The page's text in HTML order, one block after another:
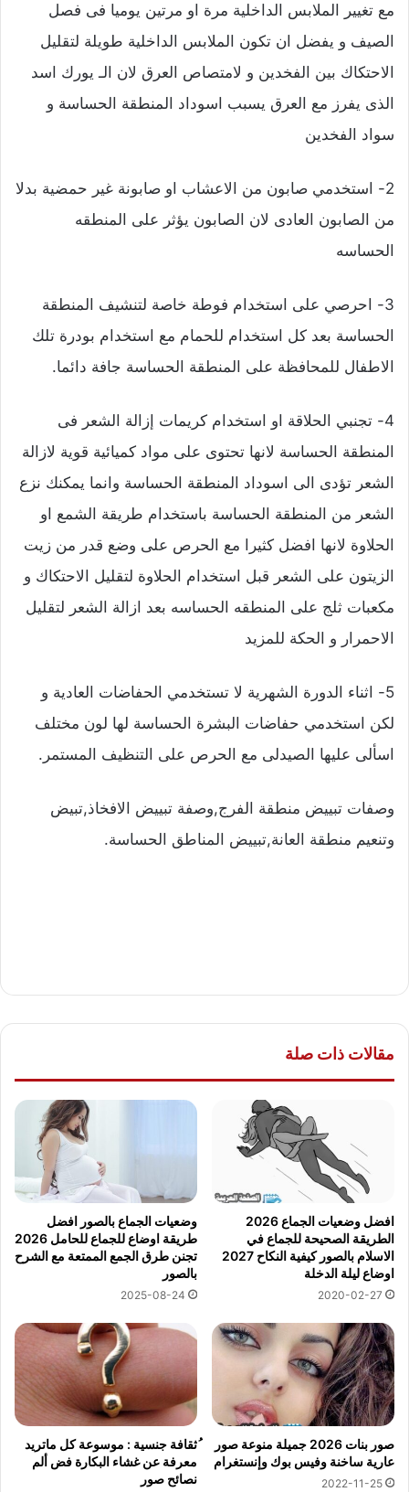
مع تغيير الملابس الداخلية مرة او مرتين يوميا فى فصل
الصيف و يفضل ان تكون الملابس الداخلية طويلة لتقليل
الاحتكاك بين الفخدين و لامتصاص العرق لان الـ يورك اسد
الذى يفرز مع العرق يسبب اسوداد المنطقة الحساسة و
سواد الفخدين
2- استخدمي صابون من الاعشاب او صابونة غير حمضية بدلا
من الصابون العادى لان الصابون يؤثر على المنطقه
الحساسه
3- احرصي على استخدام فوطة خاصة لتنشيف المنطقة
الحساسة بعد كل استخدام للحمام مع استخدام بودرة تلك
الاطفال للمحافظة على المنطقة الحساسة جافة دائما.
4- تجنبي الحلاقة او استخدام كريمات إزالة الشعر فى
المنطقة الحساسة لانها تحتوى على مواد كميائية قوية لازالة
الشعر تؤدى الى اسوداد المنطقة الحساسة وانما يمكنك نزع
الشعر من المنطقة الحساسة باستخدام طريقة الشمع او
الحلاوة لانها افضل كثيرا مع الحرص على وضع قدر من زيت
الزيتون على الشعر قبل استخدام الحلاوة لتقليل الاحتكاك و
مكعبات ثلج على المنطقه الحساسه بعد ازالة الشعر لتقليل
الاحمرار و الحكة للمزيد
5- اثناء الدورة الشهرية لا تستخدمي الحفاضات العادية و
لكن استخدمي حفاضات البشرة الحساسة لها لون مختلف
اسألى عليها الصيدلى مع الحرص على التنظيف المستمر.
وصفات تبييض منطقة الفرج,وصفة تبييض الافخاذ,تبيض
وتنعيم منطقة العانة,تبييض المناطق الحساسة.
مقالات ذات صلة
افضل وضعيات الجماع 2026
الطريقة الصحيحة للجماع في
الاسلام بالصور كيفية النكاح 2027
اوضاع ليلة الدخلة
2020-02-27
وضعيات الجماع بالصور افضل
طريقة اوضاع للجماع للحامل 2026
تجنن طرق الجمع الممتعة مع الشرح
بالصور
2025-08-24
صور بنات 2026 جميلة منوعة صور
عارية ساخنة وفيس بوك وإنستغرام
2022-11-25
ُثقافة جنسية : موسوعة كل ماتريد
معرفة عن غشاء البكارة فض ألم
نصائح صور